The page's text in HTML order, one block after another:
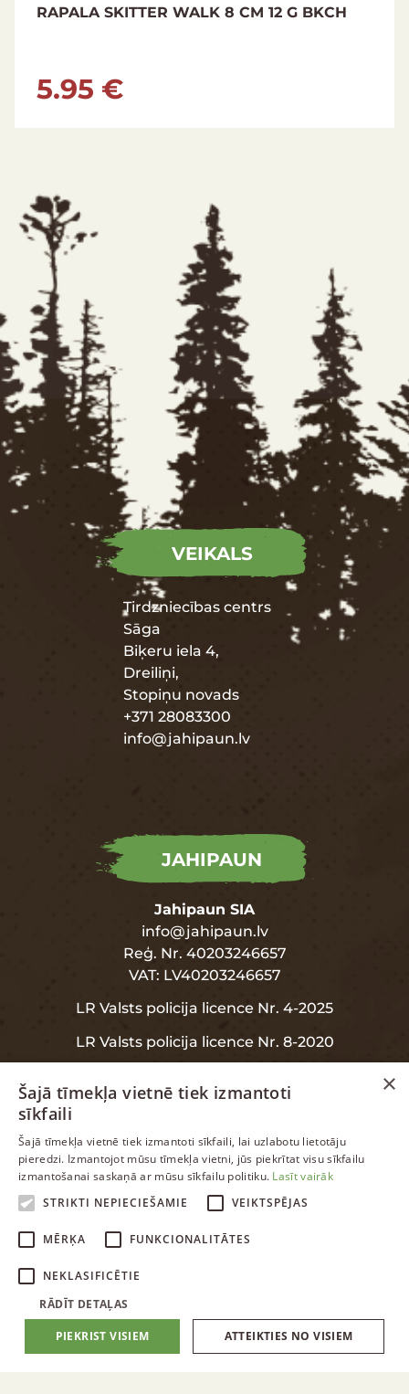
RAPALA SKITTER WALK 8 CM 12 G BKCH
5.95 €
VEIKALS
Tirdzniecības centrs
Sāga
Biķeru iela 4,
Dreiliņi,
Stopiņu novads
+371 28083300
info@jahipaun.lv
JAHIPAUN
Jahipaun SIA
info@jahipaun.lv
Reģ. Nr. 40203246657
VAT: LV40203246657
LR Valsts policija licence Nr. 4-2025
LR Valsts policija licence Nr. 8-2020
INFORMĀCIJA
Garantija
ENGLISH
×
Šajā tīmekļa vietnē tiek izmantoti
sīkfaili
Šajā tīmekļa vietnē tiek izmantoti sīkfaili, lai uzlabotu lietotāju
pieredzi. Izmantojot mūsu tīmekļa vietni, jūs piekrītat visu sīkfailu
izmantošanai saskaņā ar mūsu sīkfailu politiku. Lasīt vairāk
STRIKTI NEPIECIEŠAMIE
VEIKTSPĒJAS
MĒRĶA FUNKCIONALITĀTES
NEKLASIFICĒTIE
RĀDĪT DETAĻAS
PIEKRIST VISIEM ATTEIKTIES NO VISIEM